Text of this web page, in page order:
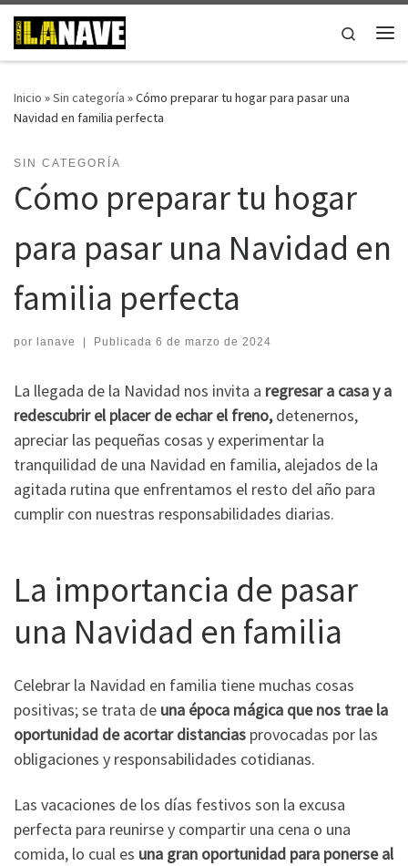
Saltar al contenido
Search
Inicio »Sin categoría »Cómo preparar tu hogar para pasar una
Navidad en familia perfecta
SIN CATEGORÍA
Cómo preparar tu hogar
para pasar una Navidad en
familia perfecta
por lanave | Publicada 6 de marzo de 2024
La llegada de la Navidad nos invita a regresar a casa y a
redescubrir el placer de echar el freno,detenernos,
apreciar las pequeñas cosas y experimentar la
tranquilidad de una Navidad en familia, alejados de la
agitada rutina que enfrentamos el resto del año para
cumplir con nuestras responsabilidades diarias.
La importancia de pasar
una Navidad en familia
Celebrar la Navidad en familia tiene muchas cosas
positivas; se trata de una época mágica que nos trae la
oportunidad de acortar distancias provocadas por las
obligaciones y responsabilidades cotidianas.
Las vacaciones de los días festivos son la excusa
perfecta para reunirse y compartir una cena o una
comida, lo cual es una gran oportunidad para ponerse al